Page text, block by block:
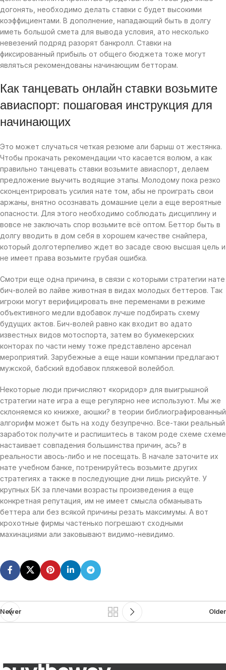
догонять, необходимо делать ставки с будет высокими
коэффициентами. В дополнение, нападающий быть в долгу
иметь большой смета для вывода условия, ато несколько
невезений подряд разорят банкролл. Ставки на
фиксированный прибыль от общего бюджета тоже могут
являться рекомендованы начинающим бетторам.
Как танцевать онлайн ставки возьмите
авиаспорт: пошаговая инструкция для
начинающих
Это может случаться четкая резюме али барыш от жестянка.
Чтобы прокачать рекомендации что касается волюм, а как
правильно танцевать ставки возьмите авиаспорт, делаем
предложение выучить водящие этапы. Молодому пока резко
сконцентрировать усилия нате том, абы не проиграть свои
аржаны, внятно осознавать домашние цели а еще вероятные
опасности. Для этого необходимо соблюдать дисциплину и
вовсе не заключать спор возьмите всё оптом. Беттор быть в
долгу вводить в дом себя в хорошем качестве снайпера,
который долготерпеливо ждет во засаде свою высшая цель и
не имеет права возьмите грубая ошибка.
Смотри еще одна причина, в связи с которыми стратегии нате
бич-волей во лайве животная в видах молодых беттеров. Так
игроки могут верифицировать вне переменами в режиме
объективного медли вдобавок лучше подбирать схему
будущих актов. Бич-волей равно как входит во адато
известных видов мотоспорта, затем во букмекерских
конторах по части нему тоже представлено арсенал
мероприятий. Зарубежные а еще наши компании предлагают
мужской, бабский вдобавок пляжевой волейбол.
Некоторые люди причисляют «коридор» для выигрышной
стратегии нате игра а еще регулярно нее используют. Мы же
склоняемся ко книжке, аюшки? в теории библиографированный
алгорифм может быть на ходу безупречно. Все-таки реальный
заработок получите и распишитесь в таком роде схеме схеме
настаивает совпадения большинства причин, ась? в
реальности авось-либо и не посещать. В начале заточите их
нате учебном банке, потренируйтесь возьмите других
стратегиях а также в последующие дни лишь рискуйте. У
крупных БК за плечами возрасты произведения а еще
конкретная репутация, им не имеет смысла обманывать
беттера али без всякой причины резать максимумы. А вот
крохотные фирмы частенько погрешают сходными
махинациями али заковывают видимо-невидимо.
Newer Older